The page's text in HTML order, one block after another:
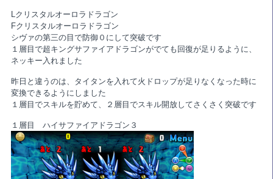
Lクリスタルオーロラドラゴン
Fクリスタルオーロラドラゴン
シヴァの第三の目で防御０にして突破です
１層目で超キングサファイアドラゴンがでても回復が足りるように、
ネッキー入れました
昨日と違うのは、タイタンを入れて火ドロップが足りなくなった時に
変換できるようにしました
１層目でスキルを貯めて、２層目でスキル開放してさくさく突破です
１層目 ハイサファイアドラゴン３